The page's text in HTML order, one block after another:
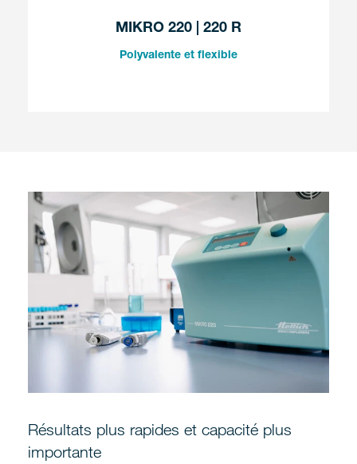
MIKRO 220 | 220 R
Polyvalente et flexible
Résultats plus rapides et capacité plus
importante